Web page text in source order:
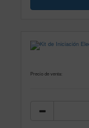
Precio de venta: